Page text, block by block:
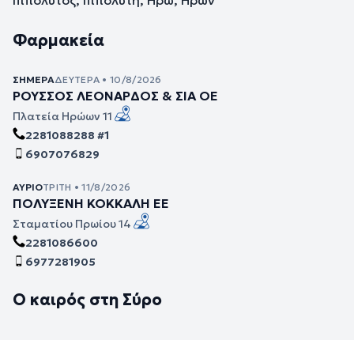
Φαρμακεία
ΣΉΜΕΡΑΔΕΥΤΈΡΑ • 10/8/2026
ΡΟΥΣΣΟΣ ΛΕΟΝΑΡΔΟΣ & ΣΙΑ ΟΕ
Πλατεία Ηρώων 11
2281088288 #1
6907076829
ΑΎΡΙΟΤΡΊΤΗ • 11/8/2026
ΠΟΛΥΞΕΝΗ ΚΟΚΚΑΛΗ ΕΕ
Σταματίου Πρωίου 14
2281086600
6977281905
Ο καιρός στη Σύρο